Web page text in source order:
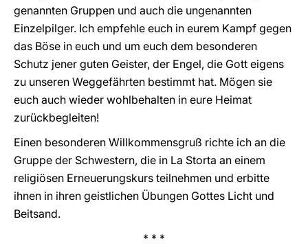
genannten Gruppen und auch die ungenannten
Einzelpilger. Ich empfehle euch in eurem Kampf gegen
das Böse in euch und um euch dem besonderen
Schutz jener guten Geister, der Engel, die Gott eigens
zu unseren Weggefährten bestimmt hat. Mögen sie
euch auch wieder wohlbehalten in eure Heimat
zurückbegleiten!
Einen besonderen Willkommensgruß richte ich an die
Gruppe der Schwestern, die in La Storta an einem
religiösen Erneuerungskurs teilnehmen und erbitte
ihnen in ihren geistlichen Übungen Gottes Licht und
Beitsand.
* * *